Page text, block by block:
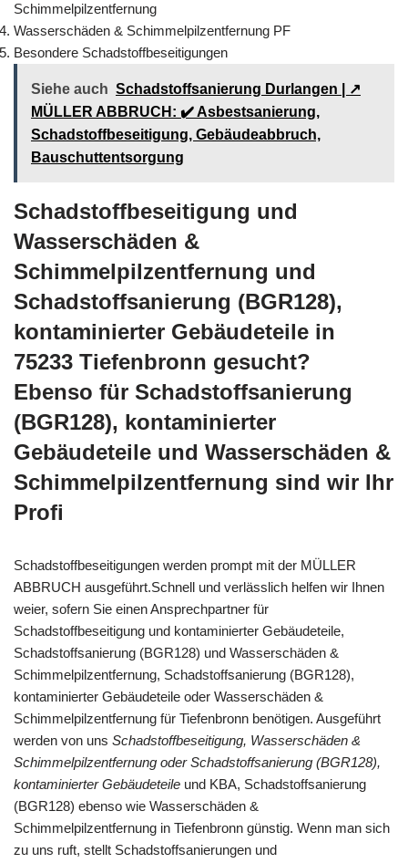
Schimmelpilzentfernung
Wasserschäden & Schimmelpilzentfernung PF
Besondere Schadstoffbeseitigungen
Siehe auch Schadstoffsanierung Durlangen | ↗️
MÜLLER ABBRUCH: ✔️ Asbestsanierung,
Schadstoffbeseitigung, Gebäudeabbruch,
Bauschuttentsorgung
Schadstoffbeseitigung und
Wasserschäden &
Schimmelpilzentfernung und
Schadstoffsanierung (BGR128),
kontaminierter Gebäudeteile in
75233 Tiefenbronn gesucht?
Ebenso für Schadstoffsanierung
(BGR128), kontaminierter
Gebäudeteile und Wasserschäden &
Schimmelpilzentfernung sind wir Ihr
Profi
Schadstoffbeseitigungen werden prompt mit der MÜLLER
ABBRUCH ausgeführt.Schnell und verlässlich helfen wir Ihnen
weier, sofern Sie einen Ansprechpartner für
Schadstoffbeseitigung und kontaminierter Gebäudeteile,
Schadstoffsanierung (BGR128) und Wasserschäden &
Schimmelpilzentfernung, Schadstoffsanierung (BGR128),
kontaminierter Gebäudeteile oder Wasserschäden &
Schimmelpilzentfernung für Tiefenbronn benötigen. Ausgeführt
werden von uns Schadstoffbeseitigung, Wasserschäden &
Schimmelpilzentfernung oder Schadstoffsanierung (BGR128),
kontaminierter Gebäudeteile und KBA, Schadstoffsanierung
(BGR128) ebenso wie Wasserschäden &
Schimmelpilzentfernung in Tiefenbronn günstig. Wenn man sich
zu uns ruft, stellt Schadstoffsanierungen und